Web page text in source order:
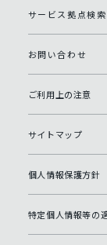
サービス拠点検索
お問い合わせ
ご利用上の注意
サイトマップ
個人情報保護方針
特定個人情報等の